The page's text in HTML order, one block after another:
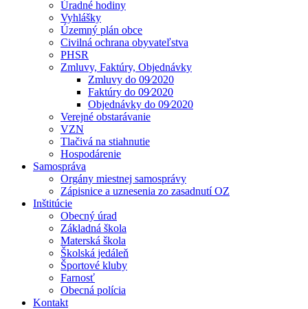
Úradné hodiny
Vyhlášky
Územný plán obce
Civilná ochrana obyvateľstva
PHSR
Zmluvy, Faktúry, Objednávky
Zmluvy do 09⁄2020
Faktúry do 09⁄2020
Objednávky do 09⁄2020
Verejné obstarávanie
VZN
Tlačivá na stiahnutie
Hospodárenie
Samospráva
Orgány miestnej samosprávy
Zápisnice a uznesenia zo zasadnutí OZ
Inštitúcie
Obecný úrad
Základná škola
Materská škola
Školská jedáleň
Športové kluby
Farnosť
Obecná polícia
Kontakt